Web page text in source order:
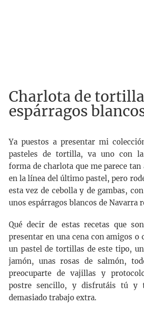
Charlota de
espárragos
Ya puestos a presentar mi
pasteles de tortilla, va uno con
forma de charlota que me parece
en la línea del último pastel, pero
esta vez de cebolla y de gambas,
unos espárragos blancos de Navarra
Qué decir de estas recetas que
presentar en una cena con amigos o
un pastel de tortillas de este tipo,
jamón, unas rosas de salmón,
preocuparte de vajillas y
postre sencillo, y disfrutáis tú y
demasiado trabajo extra.